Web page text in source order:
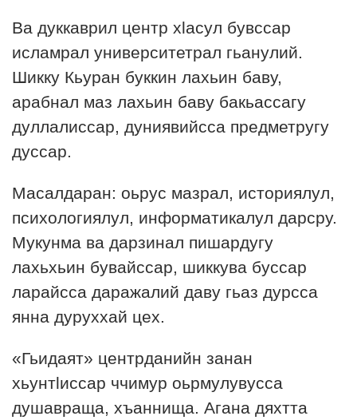
Книги
Ва дуккаврил центр хlасул бувссар
исламрал университетрал гьанулий.
Шикку Кьуран буккин лахьин баву,
арабнал маз лахьин баву бакьассагу
дуллалиссар, дуниявийсса предметругу
дуссар.
Масалдаран: оьрус мазрал, историялул,
психологиялул, информатикалул дарсру.
Мукунма ва дарзинал пишардугу
лахьхьин бувайссар, шиккува буссар
ларайсса даражалий даву гьаз дурсса
янна дуруххай цех.
«Гьидаят» центрданийн занан
хьунтlиссар ччимур оьрмулувусса
душавраща, хъаннища. Агана дяхтта